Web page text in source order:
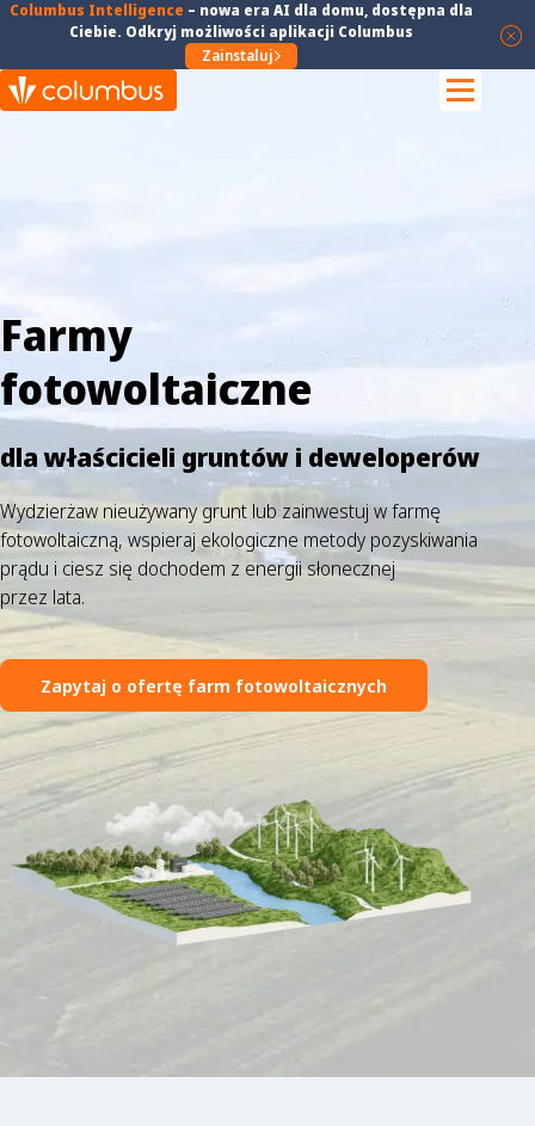
Columbus Intelligence – nowa era AI dla domu, dostępna dla
Ciebie. Odkryj możliwości aplikacji Columbus
Zainstaluj
Farmy
fotowoltaiczne
dla właścicieli gruntów i deweloperów
Wydzierżaw nieużywany grunt lub zainwestuj w farmę
fotowoltaiczną, wspieraj ekologiczne metody pozyskiwania
prądu i ciesz się dochodem z energii słonecznej
przez lata.
Zapytaj o ofertę farm fotowoltaicznych